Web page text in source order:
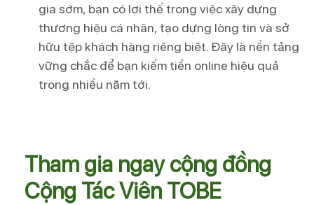
gia sớm, bạn có lợi thế trong việc xây dựng
thương hiệu cá nhân, tạo dựng lòng tin và sở
hữu tệp khách hàng riêng biệt. Đây là nền tảng
vững chắc để bạn kiếm tiền online hiệu quả
trong nhiều năm tới.
Tham gia ngay cộng đồng
Cộng Tác Viên TOBE